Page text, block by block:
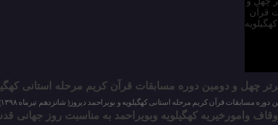
چهل و دومین دوره مسابقات قرآن کریم مرحله استانی
مسابقات قرآن کریم مرحله استانی کهگیلویه و بویراحمد دیروز( شانزدهم تیرماه ۱۳۹۸)مشخص و معرفی شدند.
اوقاف وامورخیریه کهگیلویه وبویراحمد به مناسبت روز جهانی